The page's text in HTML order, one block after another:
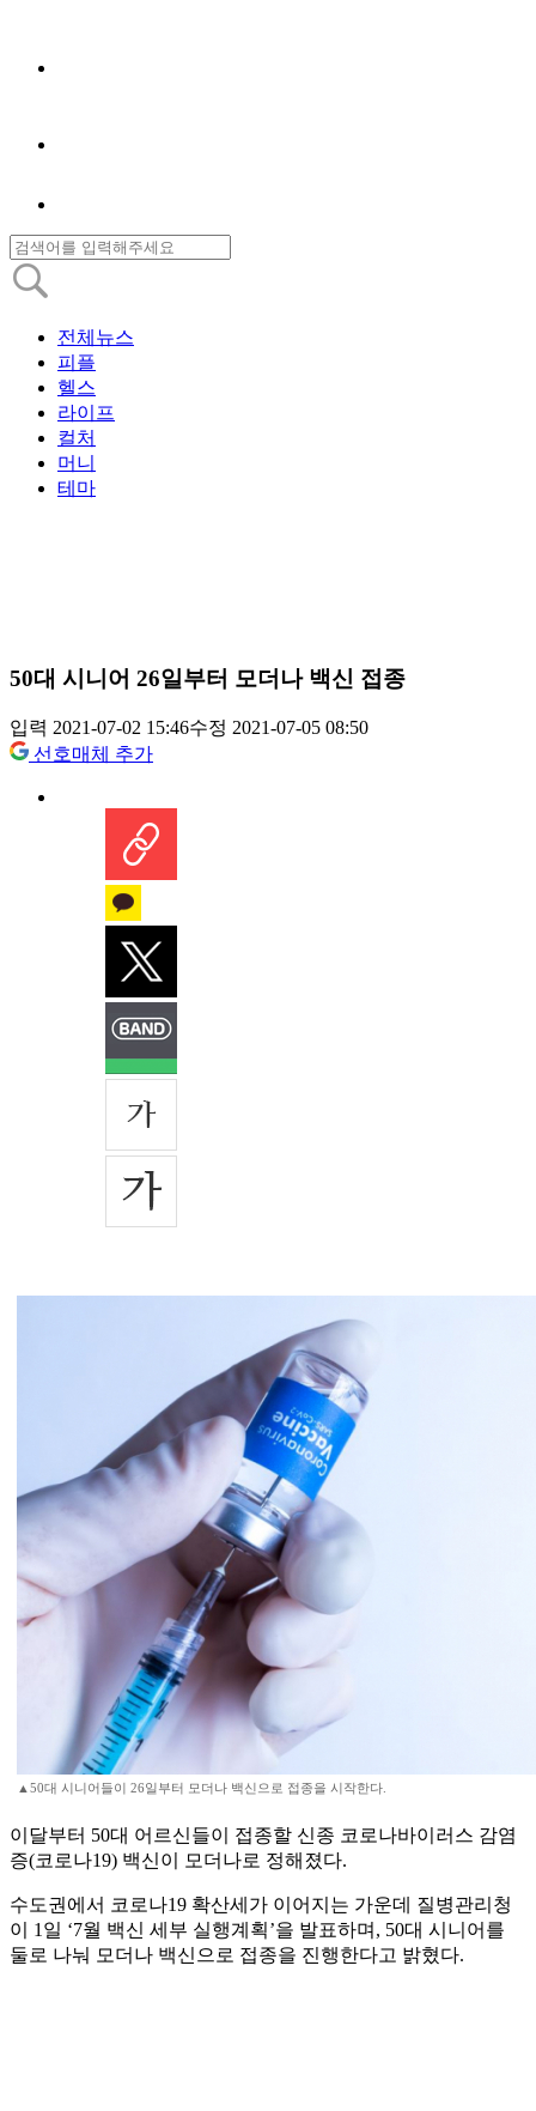
전체뉴스
피플
헬스
라이프
컬처
머니
테마
50대 시니어 26일부터 모더나 백신 접종
입력 2021-07-02 15:46수정 2021-07-05 08:50
선호매체 추가
▲50대 시니어들이 26일부터 모더나 백신으로 접종을 시작한다.
이달부터 50대 어르신들이 접종할 신종 코로나바이러스 감염
증(코로나19) 백신이 모더나로 정해졌다.
수도권에서 코로나19 확산세가 이어지는 가운데 질병관리청
이 1일 ‘7월 백신 세부 실행계획’을 발표하며, 50대 시니어를
둘로 나눠 모더나 백신으로 접종을 진행한다고 밝혔다.